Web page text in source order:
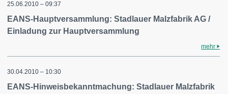
25.06.2010 – 09:37
EANS-Hauptversammlung: Stadlauer Malzfabrik AG /
Einladung zur Hauptversammlung
mehr
30.04.2010 – 10:30
EANS-Hinweisbekanntmachung: Stadlauer Malzfabrik